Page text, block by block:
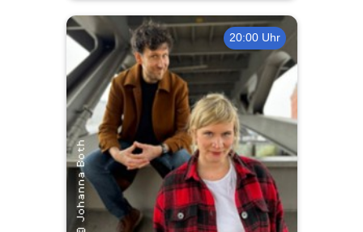
20:00 Uhr